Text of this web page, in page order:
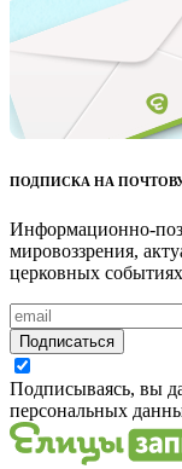
ПОДПИСКА НА
Информационно-
мировоззрения,
церковных
Подписаться
Подписываясь, вы
персональных